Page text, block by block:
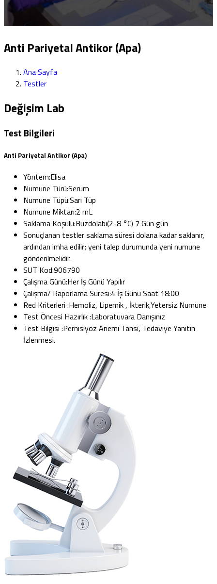
Anti Pariyetal Antikor (Apa)
Ana Sayfa
Testler
Değişim Lab
Test Bilgileri
Anti Pariyetal Antikor (Apa)
Yöntem:Elisa
Numune Türü:Serum
Numune Tüpü:Sarı Tüp
Numune Miktarı:2 mL
Saklama Koşulu:Buzdolabı(2-8 °C) 7 Gün gün
Sonuçlanan testler saklama süresi dolana kadar saklanır,
ardından imha edilir; yeni talep durumunda yeni numune
gönderilmelidir.
SUT Kod:906790
Çalışma Günü:Her İş Günü Yapılır
Çalışma/ Raporlama Süresi:4 İş Günü Saat 18:00
Red Kriterleri :Hemoliz, Lipemik , İkterik,Yetersiz Numune
Test Öncesi Hazırlık :Laboratuvara Danışınız
Test Bilgisi :Pernisiyöz Anemi Tansı, Tedaviye Yanıtın
İzlenmesi.